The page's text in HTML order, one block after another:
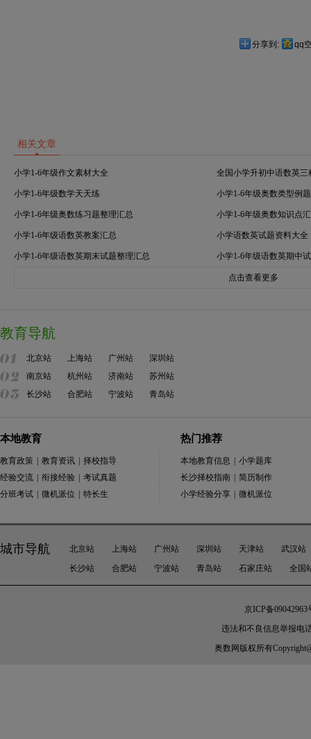
分享到: qq
相关文章
小学1-6年级作文素材大全 全国小学升初中语数英三
小学1-6年级数学天天练 小学1-6年级奥数类型例
小学1-6年级奥数练习题整理汇总 小学1-6年级奥数知识点
小学1-6年级语数英教案汇总 小学语数英试题资料大全
小学1-6年级语数英期末试题整理汇总 小学1-6年级语数英期中
点击查看更多
教育导航
北京站 上海站 广州站
深圳站
南京站
杭州站 济南站
苏州站
长沙站
合肥站 宁波站 青岛站
本地教育
教育政策 教育资讯
择校指导
经验交流
衔接经验
考试真题
分班考试
微机派位 特长生
热门推荐
本地教育信息
小学题库
长沙择校指南
简历制作
小学经验分享
微机派位
城市导航 北京站 上海站 广州站 深圳站 天津站
武汉站
长沙站
合肥站 宁波站 青岛站 石家庄站 全国
京ICP备09042963
违法和不良信息举报电
奥数网 版权所有